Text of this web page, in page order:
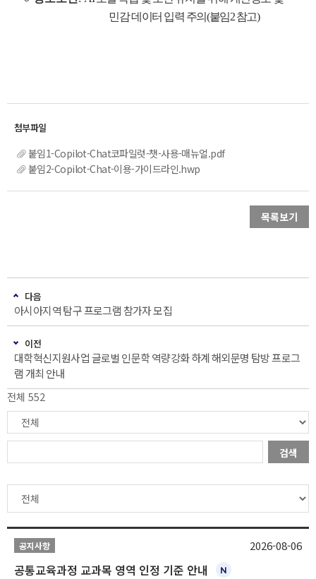
민감 데이터 입력 주의(붙임2 참고)
붙임1-Copilot-Chat코파일럿-챗-사용-매뉴얼.pdf
붙임2-Copilot-Chat-이용-가이드라인.hwp
목록보기
다음
아시아지역 탐구 프로그램 참가자 모집
이전
대학혁신지원사업 글로벌 인문학 역량강화 하계 해외문명 탐방 프로그
램 개최 안내
전체 552
검색
공지사항
공통교육과정 교과목 영역 인정 기준 안내
2026-08-06